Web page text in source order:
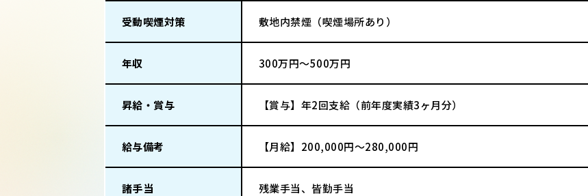
受動喫煙対策 敷地内禁煙（喫煙場所あり）
年収 300万円～500万円
昇給・賞与 【賞与】年2回支給（前年度実績3ヶ月分）
給与備考 【月給】200,000円～280,000円
諸手当
残業手当、皆勤手当